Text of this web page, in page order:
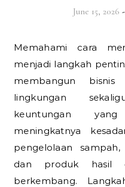
June 15, 2026
Memahami cara memulai usaha daur ulang
menjadi langkah
membangun
lingkungan
keuntungan
meningkatnya
pengelolaan
dan produk hasil
berkembang.